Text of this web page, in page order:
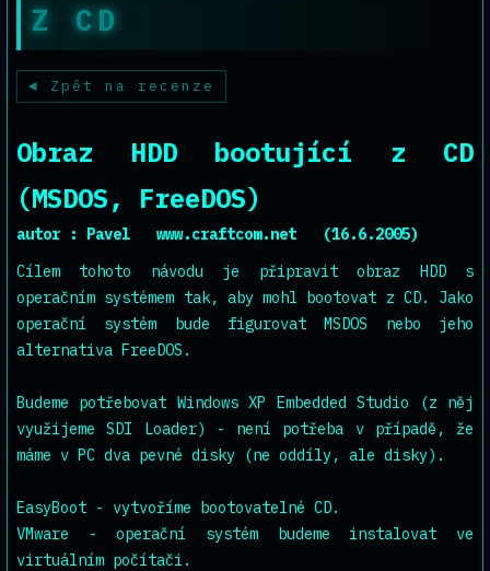
Z CD
Zpět na recenze
Obraz HDD bootující z CD
(MSDOS, FreeDOS)
autor : Pavel www.craftcom.net
(16.6.2005)
Cílem tohoto návodu je připravit obraz HDD s
operačním systémem tak, aby mohl bootovat z CD. Jako
operační systém bude figurovat MSDOS nebo jeho
alternativa FreeDOS.
Budeme potřebovat Windows XP Embedded Studio (z něj
využijeme SDI Loader) - není potřeba v případě, že
máme v PC dva pevné disky (ne oddíly, ale disky).
EasyBoot - vytvoříme bootovatelné CD.
VMware - operační systém budeme instalovat ve
virtuálním počítači.